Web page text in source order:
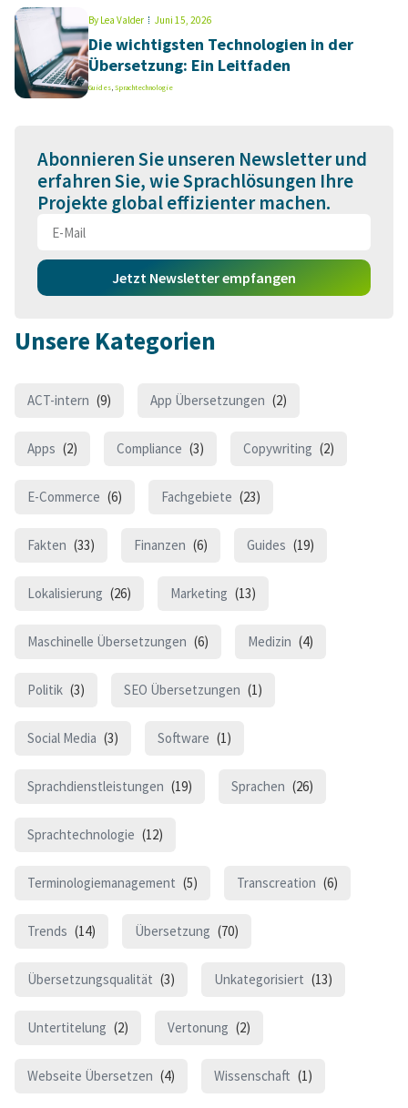
ByLea Valder Juni 15, 2026
Die wichtigsten Technologien in der
Übersetzung: Ein Leitfaden
Guides, Sprachtechnologie
Abonnieren Sie unseren Newsletter und
erfahren Sie, wie Sprachlösungen Ihre
Projekte global effizienter machen.
Jetzt Newsletter empfangen
Unsere Kategorien
ACT-intern (9) App Übersetzungen (2)
Apps (2) Compliance (3) Copywriting (2)
E-Commerce (6) Fachgebiete (23)
Fakten (33) Finanzen (6) Guides (19)
Lokalisierung (26) Marketing (13)
Maschinelle Übersetzungen (6) Medizin (4)
Politik (3) SEO Übersetzungen (1)
Social Media (3) Software (1)
Sprachdienstleistungen (19) Sprachen (26)
Sprachtechnologie (12)
Terminologiemanagement (5) Transcreation (6)
Trends (14) Übersetzung (70)
Übersetzungsqualität (3) Unkategorisiert (13)
Untertitelung (2) Vertonung (2)
Webseite Übersetzen (4) Wissenschaft (1)